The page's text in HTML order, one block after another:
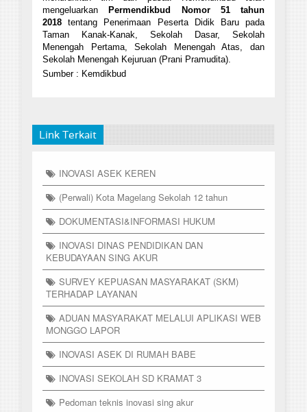
mengeluarkan
Permendikbud Nomor 51 tahun
2018 tentang Penerimaan Peserta Didik Baru pada
Taman Kanak-Kanak, Sekolah Dasar, Sekolah
Menengah Pertama, Sekolah Menengah Atas, dan
Sekolah Menengah Kejuruan (Prani Pramudita).
Sumber : Kemdikbud
Link Terkait
INOVASI ASEK KEREN
(Perwali) Kota Magelang Sekolah 12 tahun
DOKUMENTASI&INFORMASI HUKUM
INOVASI DINAS PENDIDIKAN DAN
KEBUDAYAAN SING AKUR
SURVEY KEPUASAN MASYARAKAT (SKM)
TERHADAP LAYANAN
ADUAN MASYARAKAT MELALUI APLIKASI WEB
MONGGO LAPOR
INOVASI ASEK DI RUMAH BABE
INOVASI SEKOLAH SD KRAMAT 3
Pedoman teknis inovasi sing akur